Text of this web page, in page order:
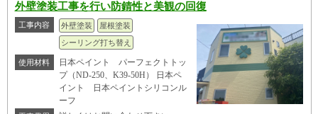
外壁塗装工事を行い防錆性と美観の回復
工事内容 外壁塗装
屋根塗装
シーリング打ち替え
使用材料
日本ペイント パーフェクトトッ
プ（ND-250、K39-50H） 日本ペ
イント 日本ペイントシリコンル
ーフ